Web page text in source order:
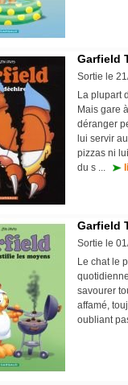
Garfield
Sortie le
La plupart
Mais gare
déranger
lui servir
pizzas ni
du s ...
Garfield
Sortie le
Le chat le
savourer
affamé,
oubliant